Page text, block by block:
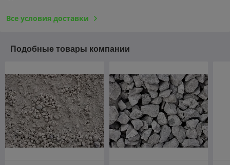
Все условия доставки
Подобные товары компании